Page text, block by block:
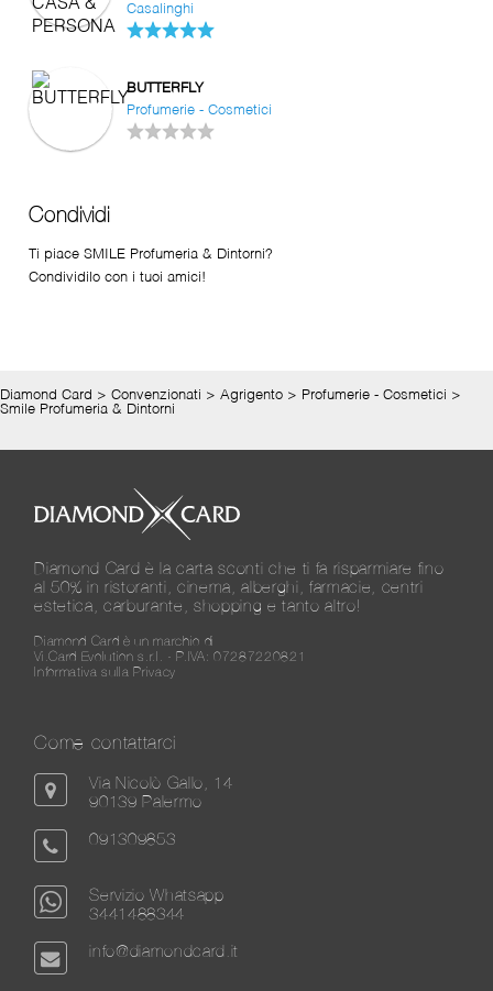
Casalinghi
BUTTERFLY
Profumerie - Cosmetici
Condividi
Ti piace SMILE Profumeria & Dintorni?
Condividilo con i tuoi amici!
Diamond Card > Convenzionati > Agrigento > Profumerie - Cosmetici >
Smile Profumeria & Dintorni
Diamond Card è la carta sconti che ti fa risparmiare fino
al 50% in ristoranti, cinema, alberghi, farmacie, centri
estetica, carburante, shopping e tanto altro!
Diamond Card è un marchio di
Vi.Card Evolution s.r.l. - P.IVA: 07287220821
Informativa sulla Privacy
Come contattarci
Via Nicolò Gallo, 14
90139 Palermo
091309853
Servizio Whatsapp
3441488344
info@diamondcard.it